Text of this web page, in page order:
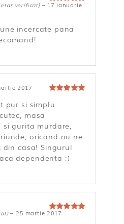
Evaluat la5
verificat) – 17 ianuarie
incercate pana
din 5
2017
pur si simplu
masa
si gurita murdare,
oricand nu ne
casa! Singurul
dependenta ;)
Evaluat la
– 25 martie 2017